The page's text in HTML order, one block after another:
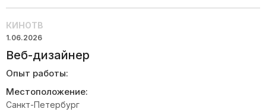
КИНОТВ
1.06.2026
Веб-дизайнер
Опыт работы:
Местоположение:
Санкт-Петербург